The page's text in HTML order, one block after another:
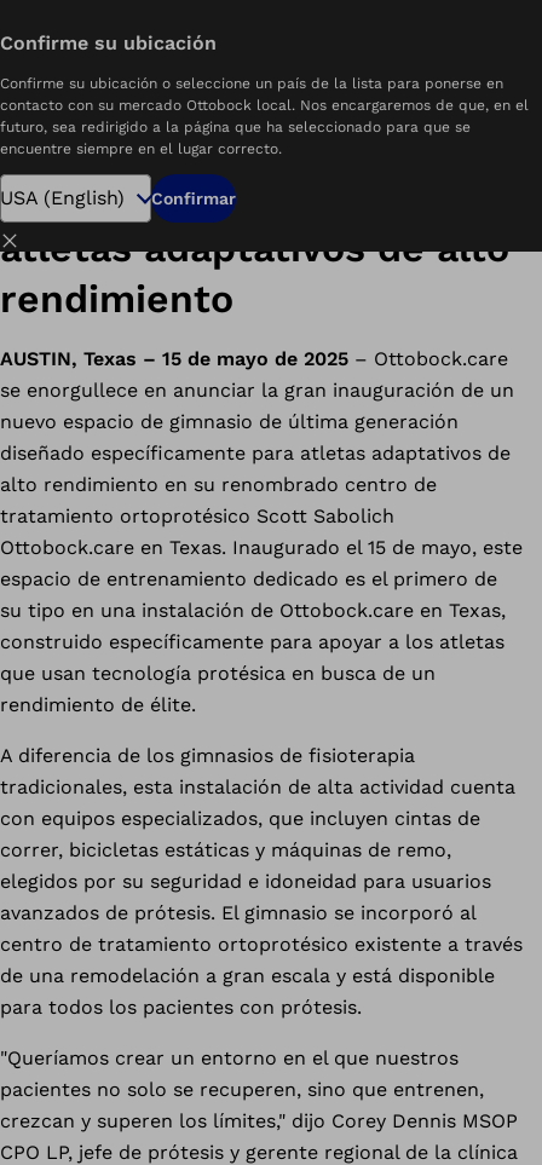
Confirme su ubicación
Confirme su ubicación o seleccione un país de la lista para ponerse en
contacto con su mercado Ottobock local. Nos encargaremos de que, en el
futuro, sea redirigido a la página que ha seleccionado para que se
encuentre siempre en el lugar correcto.
Confirmar
Ottobock.care lanza un
gimnasio en la clínica para
atletas adaptativos de alto
rendimiento
AUSTIN, Texas – 15 de mayo de 2025 – Ottobock.care
se enorgullece en anunciar la gran inauguración de un
nuevo espacio de gimnasio de última generación
diseñado específicamente para atletas adaptativos de
alto rendimiento en su renombrado centro de
tratamiento ortoprotésico Scott Sabolich
Ottobock.care en Texas. Inaugurado el 15 de mayo, este
espacio de entrenamiento dedicado es el primero de
su tipo en una instalación de Ottobock.care en Texas,
construido específicamente para apoyar a los atletas
que usan tecnología protésica en busca de un
rendimiento de élite.
A diferencia de los gimnasios de fisioterapia
tradicionales, esta instalación de alta actividad cuenta
con equipos especializados, que incluyen cintas de
correr, bicicletas estáticas y máquinas de remo,
elegidos por su seguridad e idoneidad para usuarios
avanzados de prótesis. El gimnasio se incorporó al
centro de tratamiento ortoprotésico existente a través
de una remodelación a gran escala y está disponible
para todos los pacientes con prótesis.
"Queríamos crear un entorno en el que nuestros
pacientes no solo se recuperen, sino que entrenen,
crezcan y superen los límites," dijo Corey Dennis MSOP
CPO LP, jefe de prótesis y gerente regional de la clínica